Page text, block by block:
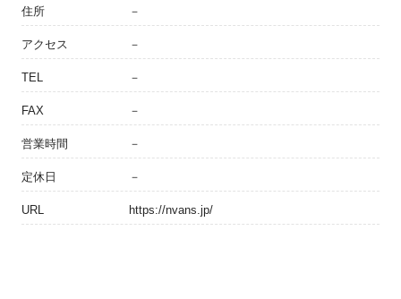
住所 －
アクセス －
TEL －
FAX －
営業時間 －
定休日 －
URL https://nvans.jp/